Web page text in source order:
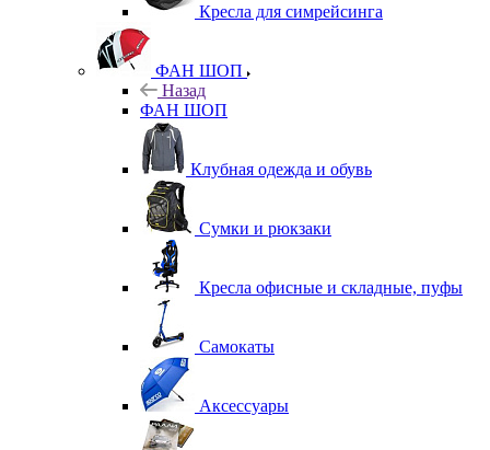
Кресла для симрейсинга
ФАН ШОП
Назад
ФАН ШОП
Клубная одежда и обувь
Сумки и рюкзаки
Кресла офисные и складные, пуфы
Самокаты
Аксессуары